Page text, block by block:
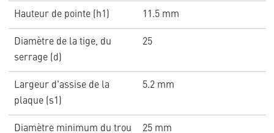
Hauteur de pointe (h1) 11.5 mm
Diamètre de la tige, du
serrage (d)
25
Largeur d'assise de la
plaque (s1)
5.2 mm
Diamètre minimum du trou 25 mm